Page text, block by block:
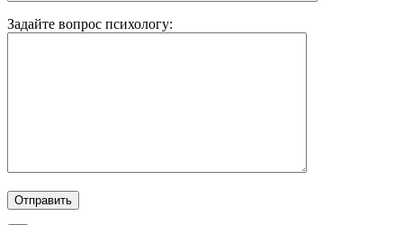
Задайте вопрос психологу: